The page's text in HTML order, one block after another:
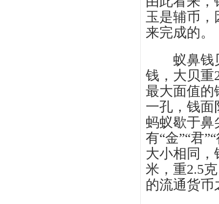
玉是辅币
来完成的。
蚁鼻钱贝
钱，大贝重
最大面值的
一孔，钱面
蚂蚁歇于鼻
有“金”“君
大小相同，
米，重2.5
的流通货币